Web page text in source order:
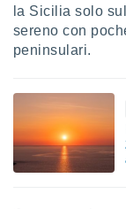
delle
dei
nostri
la Sicilia solo
sereno con
peninsulari.